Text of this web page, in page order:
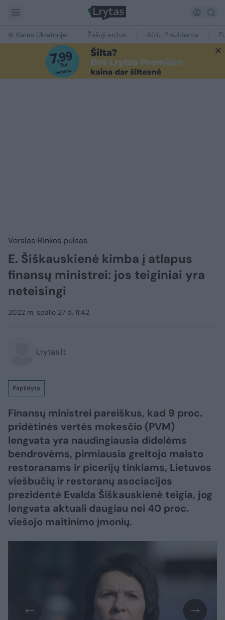
Karas Ukrainoje Žalioji erdvė Ačiū, Prezidente
Verslas Rinkos pulsas
E. Šiškauskienė kimba į atlapus
finansų ministrei: jos teiginiai yra
neteisingi
2022 m. spalio 27 d. 11:42
Lrytas.lt
Papildyta
Finansų ministrei pareiškus, kad 9 proc.
pridėtinės vertės mokesčio (PVM)
lengvata yra naudingiausia didelėms
bendrovėms, pirmiausia greitojo maisto
restoranams ir picerijų tinklams, Lietuvos
viešbučių ir restoranų asociacijos
prezidentė Evalda Šiškauskienė teigia, jog
lengvata aktuali daugiau nei 40 proc.
viešojo maitinimo įmonių.